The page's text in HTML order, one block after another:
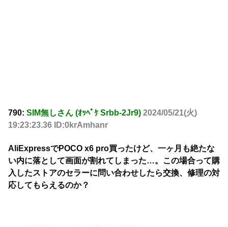
790: SIM無しさん (ｵｯﾍﾟｹ Srbb-2Jr9) 2024/05/21(火)
19:23:23.36 ID:0krAmhanr
AliExpressでPOCO x6 pro買ったけど、一ヶ月も絶たな
い内に落として画面が割れてしまった…。この場合って購
入したストアのセラーに問い合わせしたら交換、修理の対
応してもらえるのか？